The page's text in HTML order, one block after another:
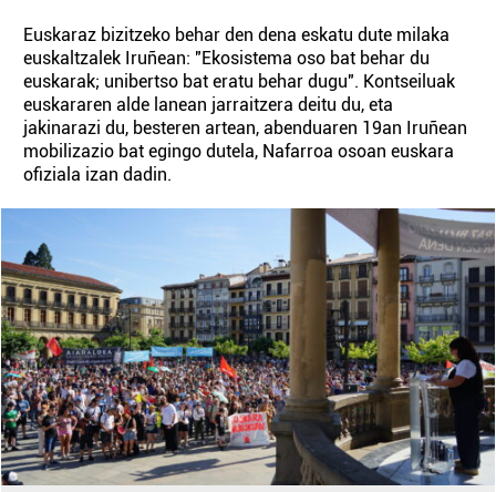
Euskaraz bizitzeko behar den dena eskatu dute milaka
euskaltzalek Iruñean: "Ekosistema oso bat behar du
euskarak; unibertso bat eratu behar dugu". Kontseiluak
euskararen alde lanean jarraitzera deitu du, eta
jakinarazi du, besteren artean, abenduaren 19an Iruñean
mobilizazio bat egingo dutela, Nafarroa osoan euskara
ofiziala izan dadin.